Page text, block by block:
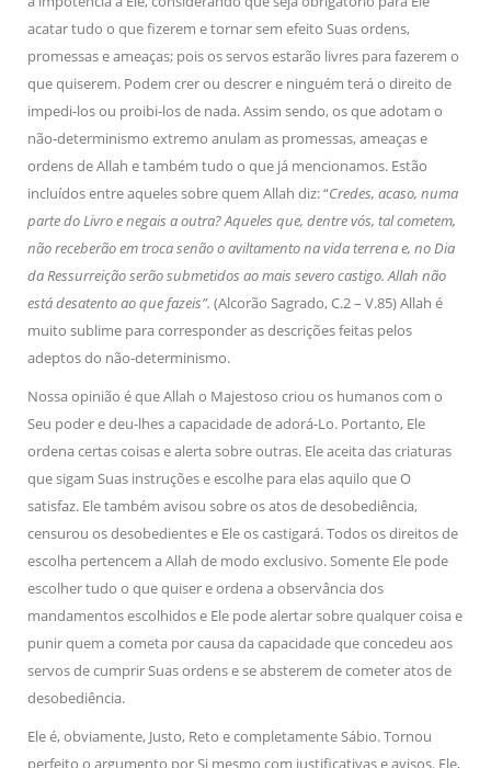
acatar tudo o que fizerem e tornar sem efeito Suas ordens,
promessas e ameaças; pois os servos estarão livres para fazerem o
que quiserem. Podem crer ou descrer e ninguém terá o direito de
impedi-los ou proibi-los de nada. Assim sendo, os que adotam o
não-determinismo extremo anulam as promessas, ameaças e
ordens de Allah e também tudo o que já mencionamos. Estão
incluídos entre aqueles sobre quem Allah diz: “Credes, acaso, numa
parte do Livro e negais a outra? Aqueles que, dentre vós, tal cometem,
não receberão em troca senão o aviltamento na vida terrena e, no Dia
da Ressurreição serão submetidos ao mais severo castigo. Allah não
está desatento ao que fazeis”. (Alcorão Sagrado, C.2 – V.85) Allah é
muito sublime para corresponder as descrições feitas pelos
adeptos do não-determinismo.
Nossa opinião é que Allah o Majestoso criou os humanos com o
Seu poder e deu-lhes a capacidade de adorá-Lo. Portanto, Ele
ordena certas coisas e alerta sobre outras. Ele aceita das criaturas
que sigam Suas instruções e escolhe para elas aquilo que O
satisfaz. Ele também avisou sobre os atos de desobediência,
censurou os desobedientes e Ele os castigará. Todos os direitos de
escolha pertencem a Allah de modo exclusivo. Somente Ele pode
escolher tudo o que quiser e ordena a observância dos
mandamentos escolhidos e Ele pode alertar sobre qualquer coisa e
punir quem a cometa por causa da capacidade que concedeu aos
servos de cumprir Suas ordens e se absterem de cometer atos de
desobediência.
Ele é, obviamente, Justo, Reto e completamente Sábio. Tornou
perfeito o argumento por Si mesmo com justificativas e avisos. Ele,